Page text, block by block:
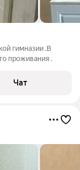
гимназии .В
проживания .
Чат